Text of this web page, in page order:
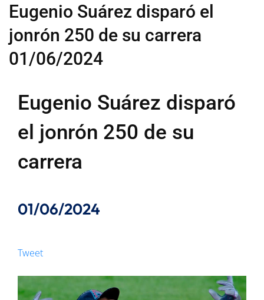
Eugenio Suárez disparó el
jonrón 250 de su carrera
01/06/2024
Eugenio Suárez disparó
el jonrón 250 de su
carrera
01/06/2024
Tweet